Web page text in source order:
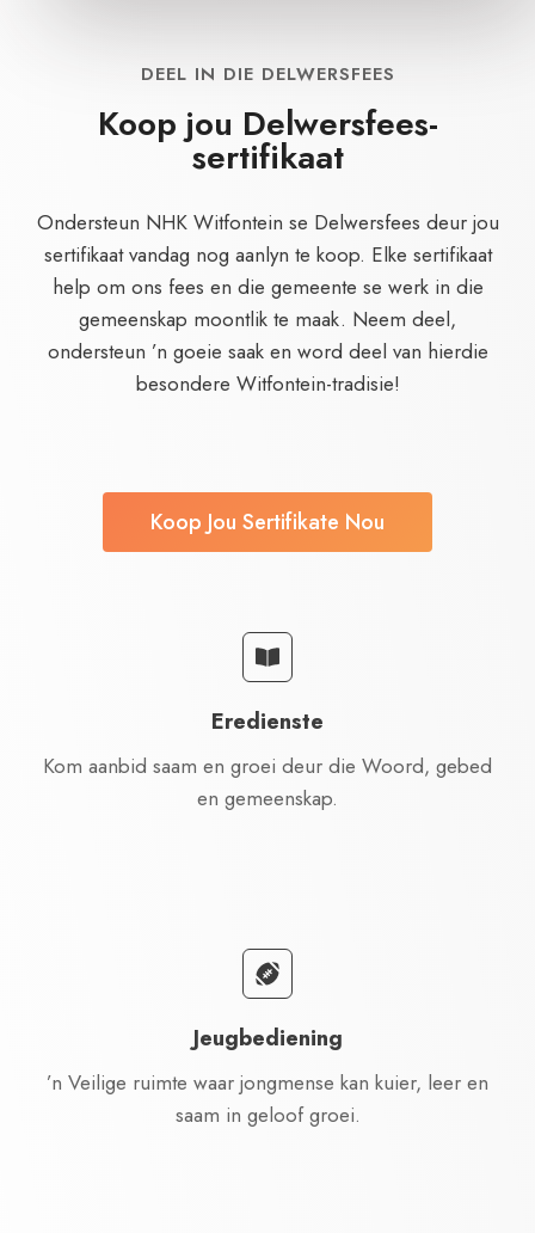
DEEL IN DIE DELWERSFEES
Koop jou Delwersfees-
sertifikaat
Ondersteun NHK Witfontein se Delwersfees deur jou
sertifikaat vandag nog aanlyn te koop. Elke sertifikaat
help om ons fees en die gemeente se werk in die
gemeenskap moontlik te maak. Neem deel,
ondersteun ’n goeie saak en word deel van hierdie
besondere Witfontein-tradisie!
Koop Jou Sertifikate Nou
Eredienste
Kom aanbid saam en groei deur die Woord, gebed
en gemeenskap.
Jeugbediening
’n Veilige ruimte waar jongmense kan kuier, leer en
saam in geloof groei.